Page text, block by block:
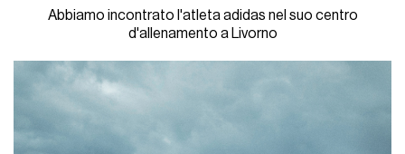
Abbiamo incontrato l'atleta adidas nel suo centro
d'allenamento a Livorno